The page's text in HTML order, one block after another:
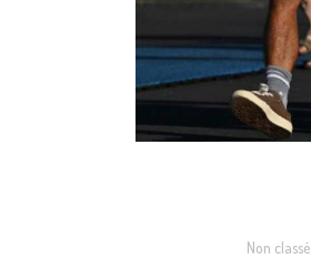
Non classé